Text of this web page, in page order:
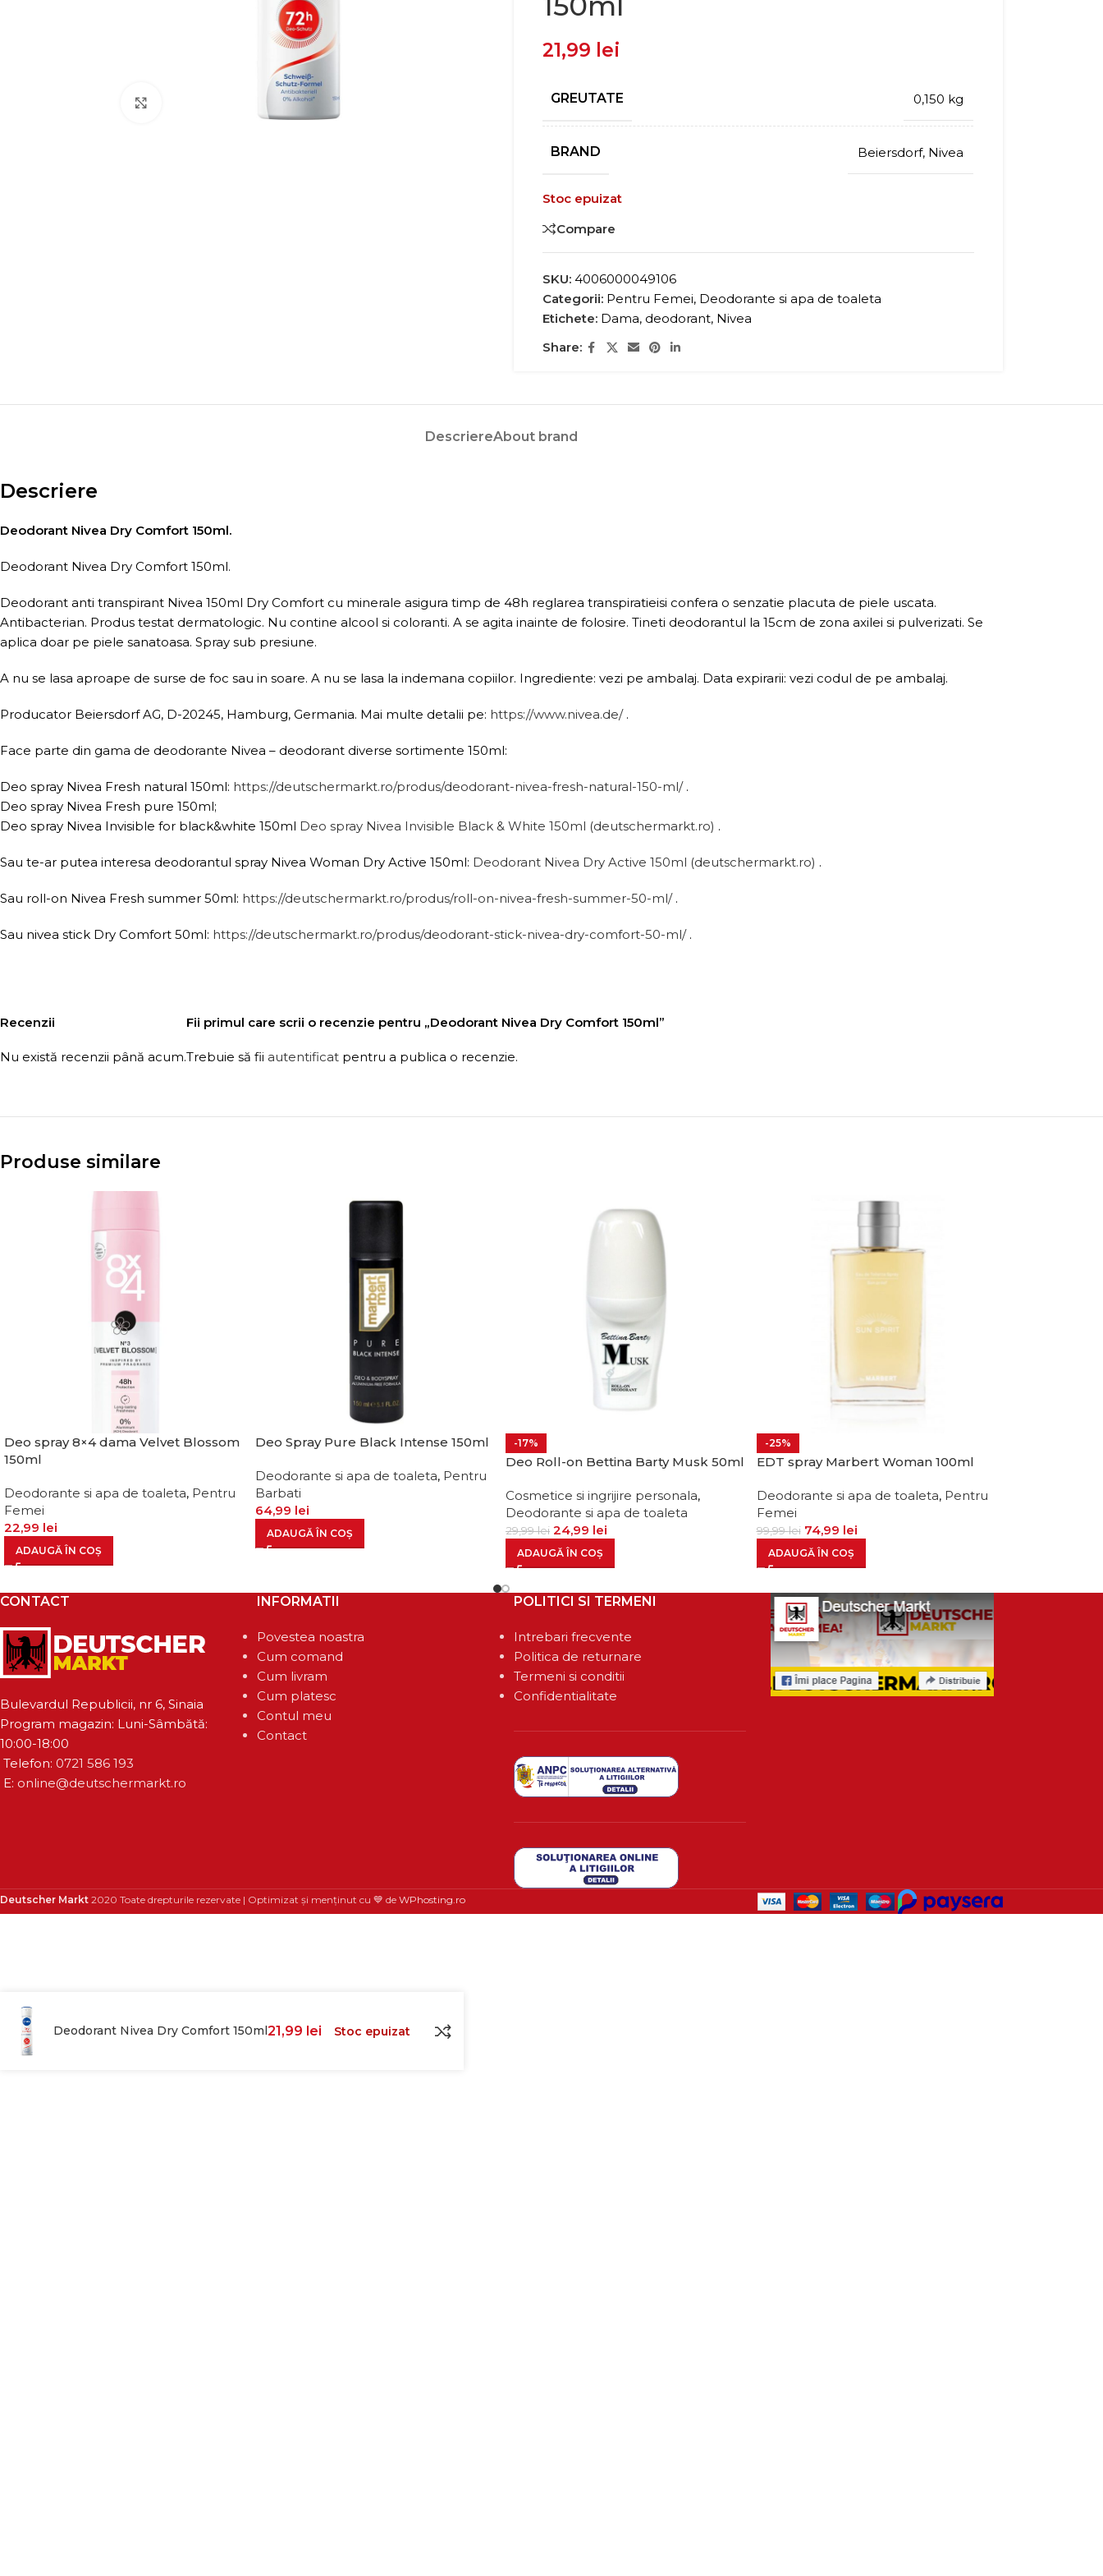
21,99 lei
GREUTATE 0,150 kg
BRAND Beiersdorf, Nivea
Stoc epuizat
Compare
SKU: 4006000049106
Categorii: Pentru Femei, Deodorante si apa de toaleta
Etichete: Dama, deodorant, Nivea
Share:
DescriereAbout brand
Descriere
Deodorant Nivea Dry Comfort 150ml.
Deodorant Nivea Dry Comfort 150ml.
Deodorant anti transpirant Nivea 150ml Dry Comfort cu minerale asigura timp de 48h reglarea transpiratieisi confera o senzatie placuta de piele uscata.
Antibacterian. Produs testat dermatologic. Nu contine alcool si coloranti. A se agita inainte de folosire. Tineti deodorantul la 15cm de zona axilei si pulverizati. Se
aplica doar pe piele sanatoasa. Spray sub presiune.
A nu se lasa aproape de surse de foc sau in soare. A nu se lasa la indemana copiilor. Ingrediente: vezi pe ambalaj. Data expirarii: vezi codul de pe ambalaj.
Producator Beiersdorf AG, D-20245, Hamburg, Germania. Mai multe detalii pe: https://www.nivea.de/.
Face parte din gama de deodorante Nivea – deodorant diverse sortimente 150ml:
Deo spray Nivea Fresh natural 150ml: https://deutschermarkt.ro/produs/deodorant-nivea-fresh-natural-150-ml/.
Deo spray Nivea Fresh pure 150ml;
Deo spray Nivea Invisible for black&white 150ml Deo spray Nivea Invisible Black & White 150ml (deutschermarkt.ro) .
Sau te-ar putea interesa deodorantul spray Nivea Woman Dry Active 150ml: Deodorant Nivea Dry Active 150ml (deutschermarkt.ro) .
Sau roll-on Nivea Fresh summer 50ml: https://deutschermarkt.ro/produs/roll-on-nivea-fresh-summer-50-ml/.
Sau nivea stick Dry Comfort 50ml: https://deutschermarkt.ro/produs/deodorant-stick-nivea-dry-comfort-50-ml/.
Recenzii
Nu există recenzii până acum.
Fii primul care scrii o recenzie pentru „Deodorant Nivea Dry Comfort 150ml”
Trebuie să fii autentificat pentru a publica o recenzie.
Produse similare
Deo spray 8×4 dama Velvet Blossom
150ml
Deodorante si apa de toaleta, Pentru
Femei
22,99 lei
ADAUGĂ ÎN COȘ
Deo Spray Pure Black Intense 150ml
Deodorante si apa de toaleta, Pentru
Barbati
64,99 lei
ADAUGĂ ÎN COȘ
-17%
Deo Roll-on Bettina Barty Musk 50ml
Cosmetice si ingrijire personala,
Deodorante si apa de toaleta
29,99lei 24,99 lei
ADAUGĂ ÎN COȘ
-25%
EDT spray Marbert Woman 100ml
Deodorante si apa de toaleta, Pentru
Femei
99,99lei 74,99 lei
ADAUGĂ ÎN COȘ
CONTACT
Bulevardul Republicii, nr 6, Sinaia
Program magazin: Luni-Sâmbătă:
10:00-18:00
Telefon: 0721 586 193
E: online@deutschermarkt.ro
INFORMATII
Povestea noastra
Cum comand
Cum livram
Cum platesc
Contul meu
Contact
POLITICI SI TERMENI
Intrebari frecvente
Politica de returnare
Termeni si conditii
Confidentialitate
Deutscher Markt 2020 Toate drepturile rezervate | Optimizat și menținut cu 💙 de WPhosting.ro
Deodorant Nivea Dry Comfort 150ml21,99 lei Stoc epuizat